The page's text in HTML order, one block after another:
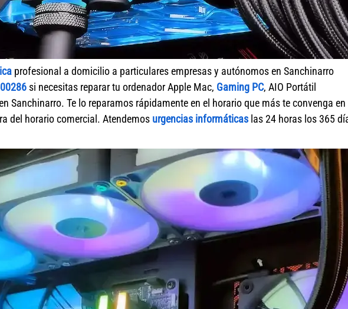
profesional a domicilio a particulares empresas y autónomos en Sanchinarro
si necesitas reparar tu ordenador Apple Mac, Gaming PC, AIO Portátil
Sanchinarro. Te lo reparamos rápidamente en el horario que más te convenga en
del horario comercial. Atendemos urgencias informáticas las 24 horas los 365